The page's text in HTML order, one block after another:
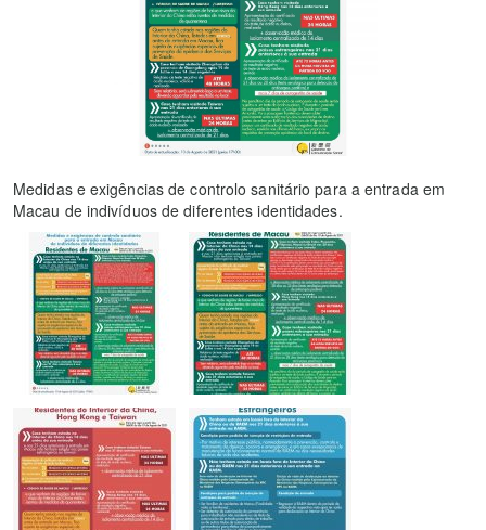
Medidas e exigências de controlo sanitário para a entrada em
Macau de indivíduos de diferentes identidades.